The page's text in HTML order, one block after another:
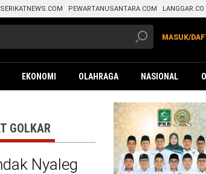
SERIKATNEWS.COM PEWARTANUSANTARA.COM LANGGAR.CO
MASUK/
EKONOMI OLAHRAGA NASIONAL
GOLKAR
Nyaleg